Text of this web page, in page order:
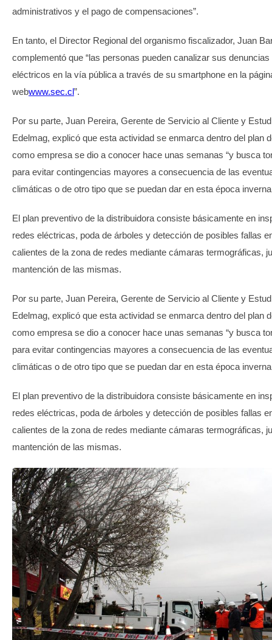
administrativos y el pago de compensaciones”.
En tanto, el Director Regional del organismo fiscalizador, Juan
complementó que “las personas pueden canalizar sus
eléctricos en la vía pública a través de su smartphone en la
webwww.sec.cl”.
Por su parte, Juan Pereira, Gerente de Servicio al Cliente y
Edelmag, explicó que esta actividad se enmarca dentro del plan
como empresa se dio a conocer hace unas semanas “y busca
para evitar contingencias mayores a consecuencia de las
climáticas o de otro tipo que se puedan dar en esta época
El plan preventivo de la distribuidora consiste básicamente en
redes eléctricas, poda de árboles y detección de posibles fallas
calientes de la zona de redes mediante cámaras termográficas,
mantención de las mismas.
Por su parte, Juan Pereira, Gerente de Servicio al Cliente y
Edelmag, explicó que esta actividad se enmarca dentro del plan
como empresa se dio a conocer hace unas semanas “y busca
para evitar contingencias mayores a consecuencia de las
climáticas o de otro tipo que se puedan dar en esta época
El plan preventivo de la distribuidora consiste básicamente en
redes eléctricas, poda de árboles y detección de posibles fallas
calientes de la zona de redes mediante cámaras termográficas,
mantención de las mismas.